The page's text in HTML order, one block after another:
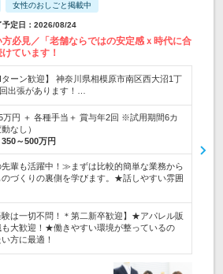
女性のおしごと掲載中
定日：2026/08/24
必見／「老舗ならではの安定感ｘ時代に合
ています！
ターン歓迎】 神奈川県相模原市南区西大沼1丁
出張があります！…
万円 ＋ 各種手当＋ 賞与年2回 ※試用期間6カ
なし）
350～500万円
輩も活躍中！≫まずは比較的簡単な業務から
づくりの裏側を学びます。★話しやすい雰囲
験は一切不問！＊第二新卒歓迎】★アパレル販
大歓迎！★働きやすい環境が整っているの
方に最適！